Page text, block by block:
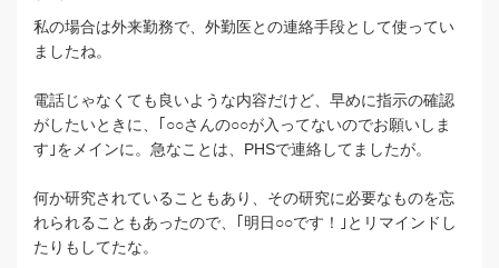
私の場合は外来勤務で、外勤医との連絡手段として使ってい
ましたね。
電話じゃなくても良いような内容だけど、早めに指示の確認
がしたいときに、｢○○さんの○○が入ってないのでお願いしま
す｣をメインに。急なことは、PHSで連絡してましたが。
何か研究されていることもあり、その研究に必要なものを忘
れられることもあったので、｢明日○○です！｣とリマインドし
たりもしてたな。